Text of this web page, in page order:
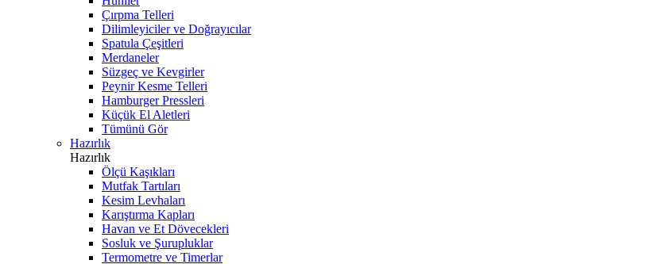
Çırpma Telleri
Dilimleyiciler ve Doğrayıcılar
Spatula Çeşitleri
Merdaneler
Süzgeç ve Kevgirler
Peynir Kesme Telleri
Hamburger Pressleri
Küçük El Aletleri
Tümünü Gör
Hazırlık
Hazırlık
Ölçü Kaşıkları
Mutfak Tartıları
Kesim Levhaları
Karıştırma Kapları
Havan ve Et Dövecekleri
Sosluk ve Şurupluklar
Termometre ve Timerlar